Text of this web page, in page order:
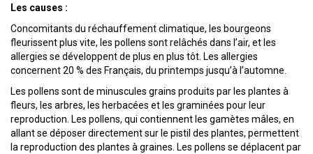
Les causes :
Concomitants du réchauffement climatique, les bourgeons
fleurissent plus vite, les pollens sont relâchés dans l’air, et les
allergies se développent de plus en plus tôt. Les allergies
concernent 20 % des Français, du printemps jusqu’à l’automne.
Les pollens sont de minuscules grains produits par les plantes à
fleurs, les arbres, les herbacées et les graminées pour leur
reproduction. Les pollens, qui contiennent les gamètes mâles, en
allant se déposer directement sur le pistil des plantes, permettent
la reproduction des plantes à graines. Les pollens se déplacent par